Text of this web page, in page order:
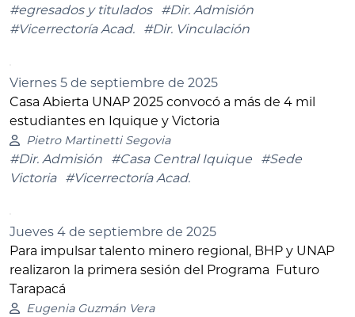
#egresados y titulados
#Dir. Admisión
#Vicerrectoría Acad.
#Dir. Vinculación
Viernes 5 de septiembre de 2025
Casa Abierta UNAP 2025 convocó a más de 4 mil
estudiantes en Iquique y Victoria
Pietro Martinetti Segovia
#Dir. Admisión #Casa Central Iquique
#Sede
Victoria
#Vicerrectoría Acad.
Jueves 4 de septiembre de 2025
Para impulsar talento minero regional, BHP y UNAP
realizaron la primera sesión del Programa Futuro
Tarapacá
Eugenia Guzmán Vera